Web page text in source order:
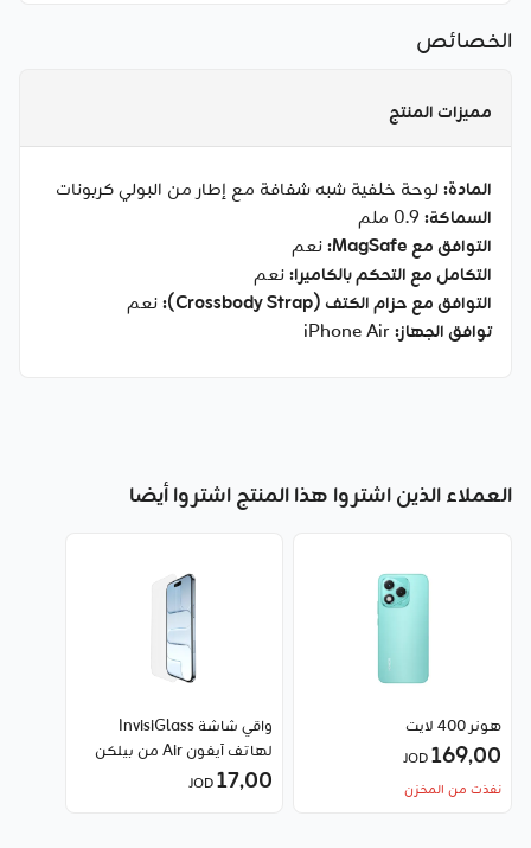
الخصائص
مميزات المنتج
المادة: لوحة خلفية شبه شفافة مع إطار من البولي كربونات
السماكة:
التوافق مع MagSafe:
نعم
التكامل مع التحكم بالكاميرا:نعم
التوافق مع حزام الكتف (Crossbody Strap):
نعم
توافق الجهاز:
العملاء الذين اشتروا هذا المنتج اشتروا أيضا
هونر 400 لايت
169٫00
نفذت من المخزن
واقي شاشة InvisiGlass
لهاتف آيفون Air من بيلكن
17٫00JOD